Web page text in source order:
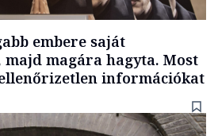
embere saját
magára hagyta. Most
információkat